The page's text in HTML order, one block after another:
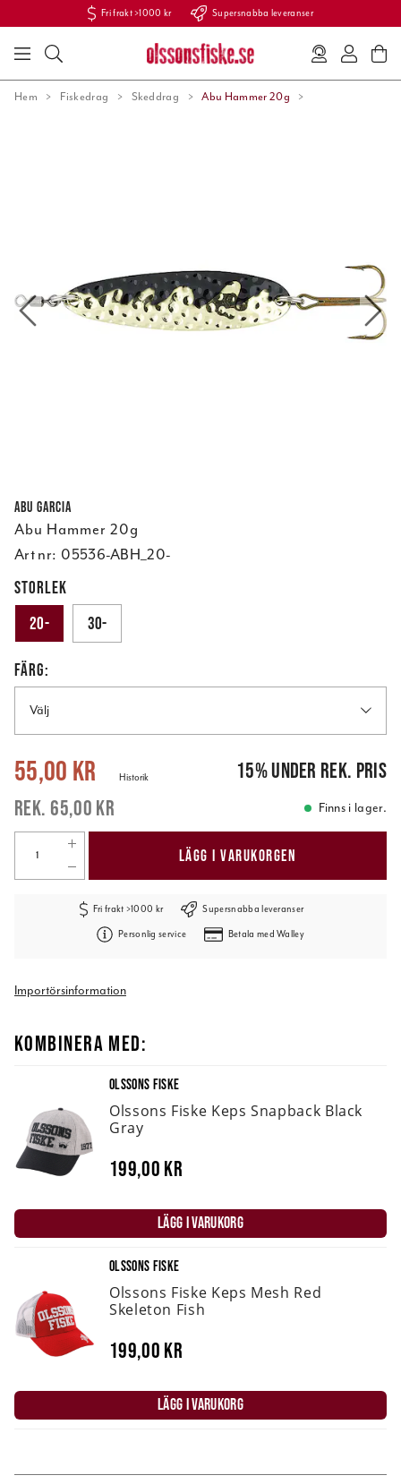
Fri frakt >1000 kr Supersnabba leveranser
Hem Fiskedrag Skeddrag Abu Hammer 20g
Abu Garcia
Abu Hammer 20g
Art nr: 05536-ABH_20-
STORLEK
20-
30-
FÄRG:
Välj
Nuvarande pris: 65,00 kr
55,00 kr
65,00 kr
Historik 15%under rek. pris
Finns i lager.
LÄGG I VARUKORGEN
Fri frakt >1000 kr Supersnabba leveranser
Personlig service Betala med Walley
Importörsinformation
KOMBINERA MED:
OLSSONS FISKE
Olssons Fiske Keps Snapback Black
Gray
199,00 kr
LÄGG I VARUKORG
OLSSONS FISKE
Olssons Fiske Keps Mesh Red
Skeleton Fish
199,00 kr
LÄGG I VARUKORG